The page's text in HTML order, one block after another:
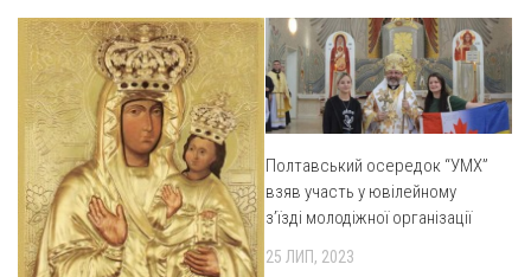
Успіння Пресвятої Богородиці (м. Лубни)
Парохії Сумської області
Введення в храм Богородиці (м. Суми)
Матері Божої Неустанної Помочі (м. Охтирка)
Монастирі
Свято-Покровський монастир оо Василіян
Свято-Івано-Павлівський монастир сестер Згромадження
Полтавський осередок “УМХ”
взяв участь у ювілейному
з’їзді молодіжної організації
25 ЛИП, 2023